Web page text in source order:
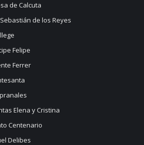
de Calcuta
Sebastián de los Reyes
Felipe
Ferrer
Elena y Cristina
Centenario
Delibes